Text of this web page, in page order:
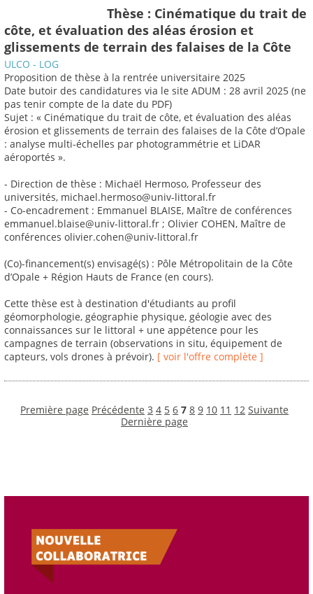
Thèse : Cinématique du trait de
côte, et évaluation des aléas érosion et
glissements de terrain des falaises de la Côte
ULCO - LOG
Proposition de thèse à la rentrée universitaire 2025
Date butoir des candidatures via le site ADUM : 28 avril 2025 (ne
pas tenir compte de la date du PDF)
Sujet : « Cinématique du trait de côte, et évaluation des aléas
érosion et glissements de terrain des falaises de la Côte d’Opale
: analyse multi-échelles par photogrammétrie et LiDAR
aéroportés ».
- Direction de thèse : Michaël Hermoso, Professeur des
universités, michael.hermoso@univ-littoral.fr
- Co-encadrement : Emmanuel BLAISE, Maître de conférences
emmanuel.blaise@univ-littoral.fr ; Olivier COHEN, Maître de
conférences olivier.cohen@univ-littoral.fr
(Co)-financement(s) envisagé(s) : Pôle Métropolitain de la Côte
d’Opale + Région Hauts de France (en cours).
Cette thèse est à destination d'étudiants au profil
géomorphologie, géographie physique, géologie avec des
connaissances sur le littoral + une appétence pour les
campagnes de terrain (observations in situ, équipement de
capteurs, vols drones à prévoir). [ voir l'offre complète ]
Première page Précédente 3 4 5 6 7 8 9 10 11 12 Suivante
Dernière page